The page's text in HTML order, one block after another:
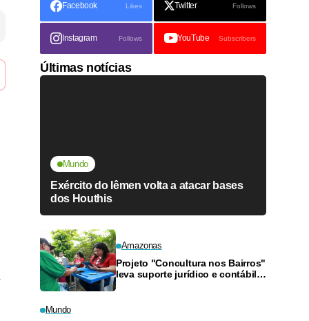
Facebook Likes Twitter Follows
Instagram Follows YouTube Subscribers
Últimas notícias
Mundo
Exército do Iêmen volta a atacar bases
dos Houthis
Amazonas
Projeto "Concultura nos Bairros"
leva suporte jurídico e contábil a
Mundo